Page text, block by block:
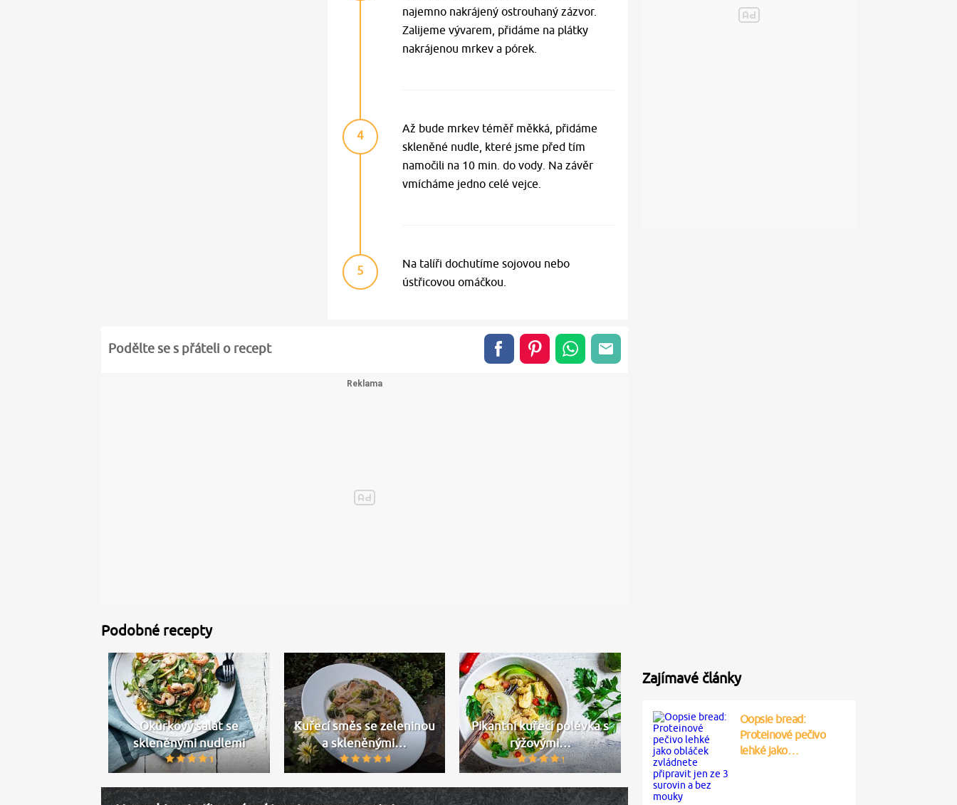
najemno nakrájený ostrouhaný zázvor.
Zalijeme vývarem, přidáme na plátky
nakrájenou mrkev a pórek.
4
Až bude mrkev téměř měkká, přidáme
skleněné nudle, které jsme před tím
namočili na 10 min. do vody. Na závěr
vmícháme jedno celé vejce.
5
Na talíři dochutíme sojovou nebo
ústřicovou omáčkou.
Podělte se s přáteli o recept
Podobné recepty
Okurkový salát se
skleněnými nudlemi
Kuřecí směs se zeleninou
a skleněnými…
Pikantní kuřecí polévka s
rýžovými…
Zajímavé články
Oopsie bread:
Proteinové pečivo
lehké jako…